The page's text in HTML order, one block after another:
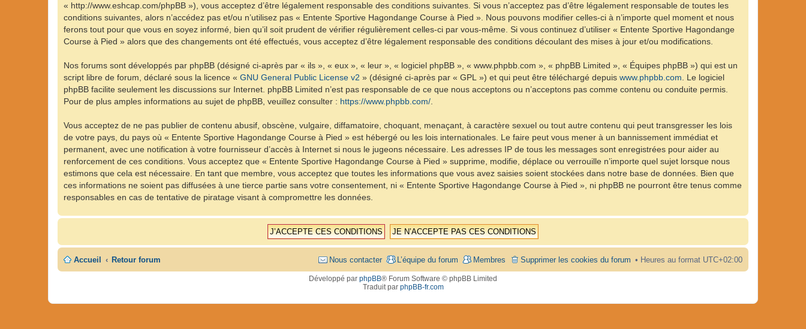
« http://www.eshcap.com/phpBB »), vous acceptez d’être légalement responsable des conditions suivantes. Si vous n’acceptez pas d’être légalement responsable de toutes les
conditions suivantes, alors n’accédez pas et/ou n’utilisez pas « Entente Sportive Hagondange Course à Pied ». Nous pouvons modifier celles-ci à n’importe quel moment et nous
ferons tout pour que vous en soyez informé, bien qu’il soit prudent de vérifier régulièrement celles-ci par vous-même. Si vous continuez d’utiliser « Entente Sportive Hagondange
Course à Pied » alors que des changements ont été effectués, vous acceptez d’être légalement responsable des conditions découlant des mises à jour et/ou modifications.
Nos forums sont développés par phpBB (désigné ci-après par « ils », « eux », « leur », « logiciel phpBB », « www.phpbb.com », « phpBB Limited », « Équipes phpBB ») qui est un
script libre de forum, déclaré sous la licence « GNU General Public License v2 » (désigné ci-après par « GPL ») et qui peut être téléchargé depuis www.phpbb.com. Le logiciel
phpBB facilite seulement les discussions sur Internet. phpBB Limited n’est pas responsable de ce que nous acceptons ou n’acceptons pas comme contenu ou conduite permis.
Pour de plus amples informations au sujet de phpBB, veuillez consulter : https://www.phpbb.com/.
Vous acceptez de ne pas publier de contenu abusif, obscène, vulgaire, diffamatoire, choquant, menaçant, à caractère sexuel ou tout autre contenu qui peut transgresser les lois
de votre pays, du pays où « Entente Sportive Hagondange Course à Pied » est hébergé ou les lois internationales. Le faire peut vous mener à un bannissement immédiat et
permanent, avec une notification à votre fournisseur d’accès à Internet si nous le jugeons nécessaire. Les adresses IP de tous les messages sont enregistrées pour aider au
renforcement de ces conditions. Vous acceptez que « Entente Sportive Hagondange Course à Pied » supprime, modifie, déplace ou verrouille n’importe quel sujet lorsque nous
estimons que cela est nécessaire. En tant que membre, vous acceptez que toutes les informations que vous avez saisies soient stockées dans notre base de données. Bien que
ces informations ne soient pas diffusées à une tierce partie sans votre consentement, ni « Entente Sportive Hagondange Course à Pied », ni phpBB ne pourront être tenus comme
responsables en cas de tentative de piratage visant à compromettre les données.
Accueil Retour forum Heures au format UTC+02:00
Supprimer les cookies du forum
Membres
L’équipe du forum
Nous contacter
Développé par phpBB® Forum Software © phpBB Limited
Traduit par phpBB-fr.com